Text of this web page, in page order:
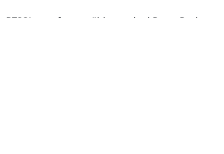
BTSO’nun referans eğitim merkezi Bursa Business